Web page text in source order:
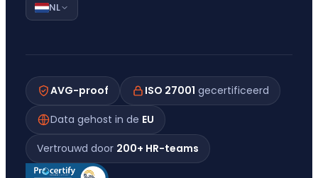
NL
AVG-proof ISO 27001 gecertificeerd
Data gehost in de EU
Vertrouwd door 200+ HR-teams